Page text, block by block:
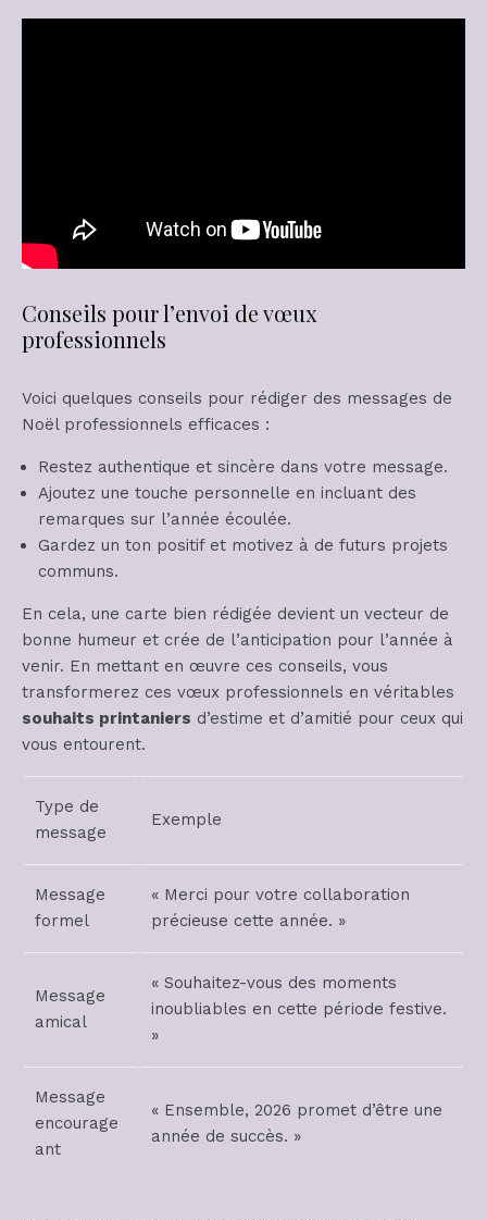
Conseils pour l’envoi de vœux
professionnels
Voici quelques conseils pour rédiger des messages de
Noël professionnels efficaces :
Restez authentique et sincère dans votre message.
Ajoutez une touche personnelle en incluant des
remarques sur l’année écoulée.
Gardez un ton positif et motivez à de futurs projets
communs.
En cela, une carte bien rédigée devient un vecteur de
bonne humeur et crée de l’anticipation pour l’année à
venir. En mettant en œuvre ces conseils, vous
transformerez ces vœux professionnels en véritables
souhaits printaniers d’estime et d’amitié pour ceux qui
vous entourent.
Type de
message
Exemple
Message
formel
« Merci pour votre collaboration
précieuse cette année. »
Message
amical
« Souhaitez-vous des moments
inoubliables en cette période festive.
»
Message
encourage
ant
« Ensemble, 2026 promet d’être une
année de succès. »